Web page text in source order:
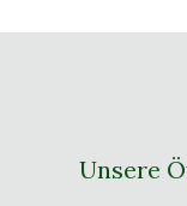
Unsere